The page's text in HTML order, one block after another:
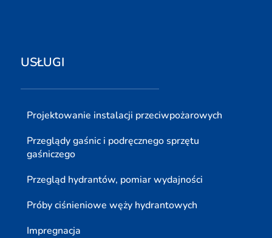
USŁUGI
Projektowanie instalacji przeciwpożarowych
Przeglądy gaśnic i podręcznego sprzętu
gaśniczego
Przegląd hydrantów, pomiar wydajności
Próby ciśnieniowe węży hydrantowych
Impregnacja